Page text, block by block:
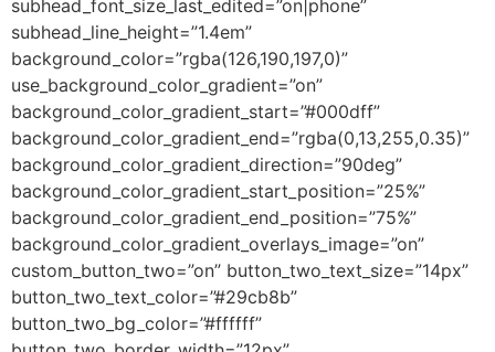
subhead_font_size_last_edited=”on|phone”
subhead_line_height=”1.4em”
background_color=”rgba(126,190,197,0)”
use_background_color_gradient=”on”
background_color_gradient_start=”#000dff”
background_color_gradient_end=”rgba(0,13,255,0.35)”
background_color_gradient_direction=”90deg”
background_color_gradient_start_position=”25%”
background_color_gradient_end_position=”75%”
background_color_gradient_overlays_image=”on”
custom_button_two=”on” button_two_text_size=”14px”
button_two_text_color=”#29cb8b”
button_two_bg_color=”#ffffff”